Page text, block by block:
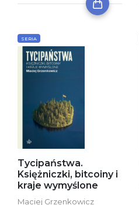
SERIA
Tycipaństwa.
Księżniczki, bitcoiny i
kraje wymyślone
Maciej Grzenkowicz